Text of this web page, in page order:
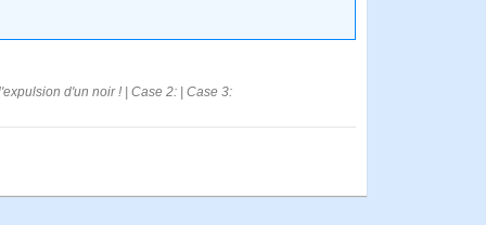
d'un noir ! | Case 2: | Case 3: